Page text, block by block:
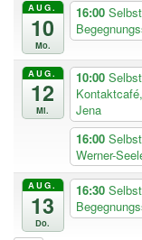
AUG.
10
Mo.
16:00
AUG.
12
Mi.
10:00
Jena
16:00
Werner-
AUG.
13
Do.
16:30